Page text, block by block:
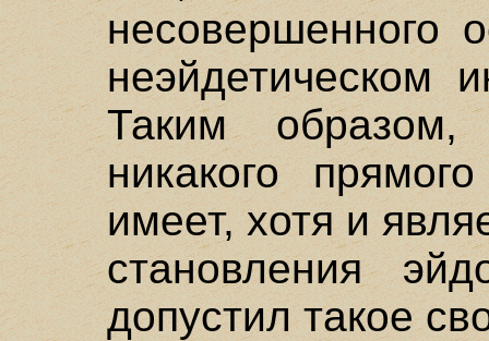
несовершенного
неэйдетическом
Таким
никакого
имеет, хотя и
становления
допустил такое